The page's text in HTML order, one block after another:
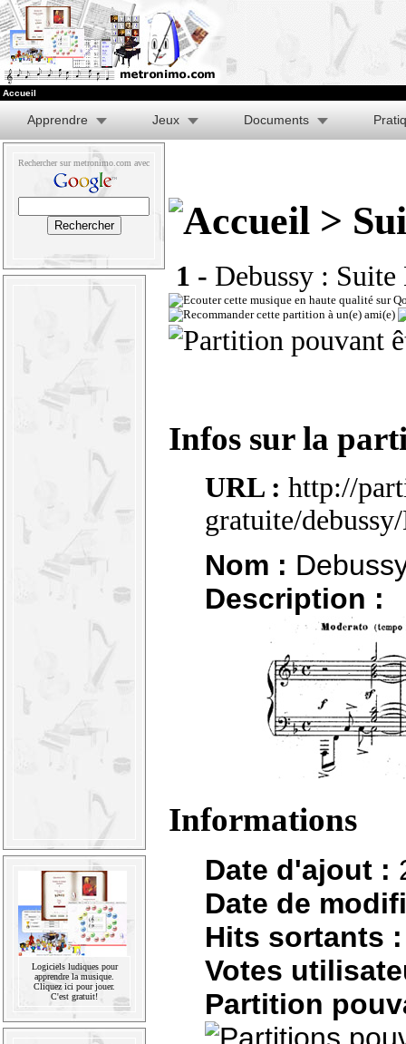
Accueil
Apprendre Jeux Documents
Rechercher sur metronimo.com avec
Logiciels ludiques pour
apprendre la musique.
Cliquez ici pour jouer.
C'est gratuit!
>
1 - Debussy : Suite
Infos sur la
URL : http://
gratuite/
Nom :
Description :
Informations
Date d'ajout :
Date de
Hits sortants :
Votes
Partition